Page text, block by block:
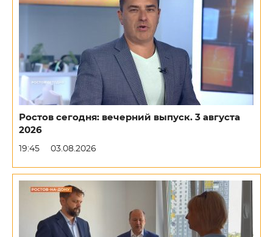
Ростов сегодня: вечерний выпуск. 3 августа
2026
19:45 03.08.2026